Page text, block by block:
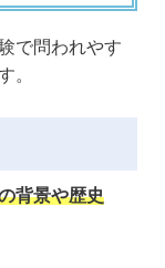
で問われやす
。
背景や歴史